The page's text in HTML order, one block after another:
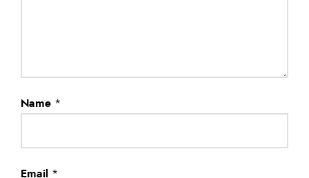
Name *
Email *